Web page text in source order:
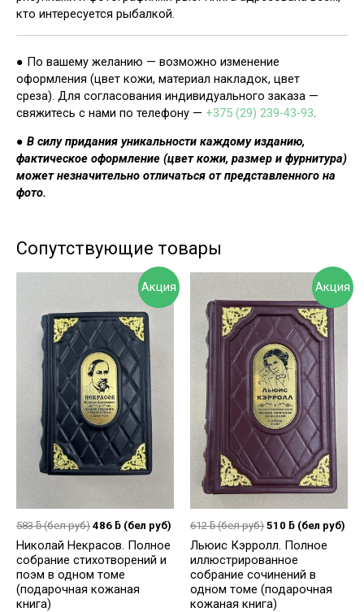
кто интересуется рыбалкой.
● По вашему желанию — возможно изменение
оформления (цвет кожи, материал накладок, цвет
среза). Для согласования индивидуального заказа —
свяжитесь с нами по телефону — +375 (29) 239-43-93.
● В силу придания уникальности каждому изданию,
фактическое оформление (цвет кожи, размер и фурнитура)
может незначительно отличаться от представленного на
фото.
Сопутствующие товары
Акция
583ƃ(бел руб) 486 ƃ (бел руб)
Николай Некрасов. Полное
собрание стихотворений и
поэм в одном томе
(подарочная кожаная
книга)
Акция
612ƃ(бел руб) 510 ƃ (бел руб)
Льюис Кэрролл. Полное
иллюстрированное
собрание сочинений в
одном томе (подарочная
кожаная книга)